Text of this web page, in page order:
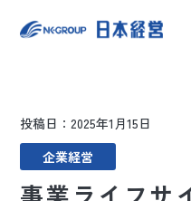
投稿日：2025年1月15日
企業経営
事業ライフサ